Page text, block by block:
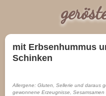
mit Erbsenhummus
Schinken
Allergene: Gluten, Sellerie und daraus
gewonnene Erzeugnisse,